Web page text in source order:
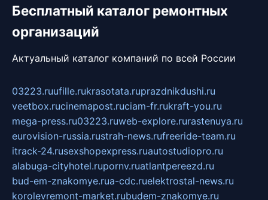
Бесплатный каталог ремонтных
организаций
Актуальный каталог компаний по всей России
03223.ruufille.rukrasotata.ruprazdnikdushi.ru
veetbox.rucinemapost.ruciam-fr.rukraft-you.ru
mega-press.ru03223.ruweb-explore.rurastenuya.ru
eurovision-russia.rustrah-news.rufreeride-team.ru
itrack-24.rusexshopexpress.ruautostudiopro.ru
alabuga-cityhotel.rupornv.ruatlantpereezd.ru
bud-em-znakomye.rua-cdc.ruelektrostal-news.ru
korolevremont-market.rubudem-znakomye.ru